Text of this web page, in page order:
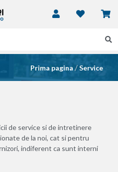
Prima pagina /Service
de service si de intretinere
de la noi, cat si pentru
indiferent ca sunt interni